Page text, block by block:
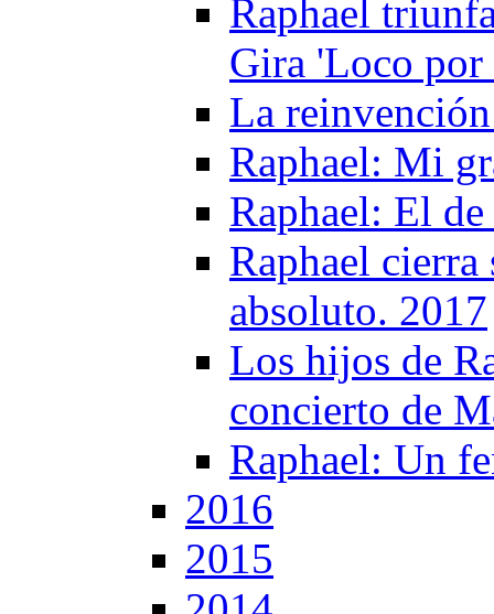
Raphael
Gira 'Loco por
La
Raphael: Mi
Raphael: El
Raphael
absoluto. 2017
Los hijos de
concierto de
Raphael: Un
2016
2015